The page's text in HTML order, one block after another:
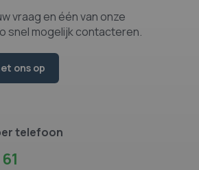
vraag en één van onze
snel mogelijk contacteren.
ons op
telefoon